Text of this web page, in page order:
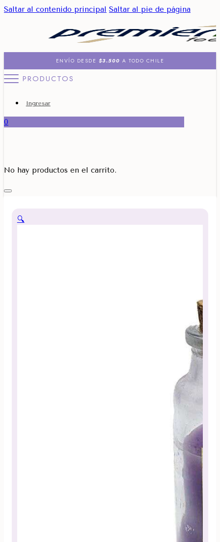
Saltar al contenido principal Saltar al pie de página
ENVÍO DESDE $3.500 A TODO CHILE
PRODUCTOS
Ingresar
0
No hay productos en el carrito.
🔍